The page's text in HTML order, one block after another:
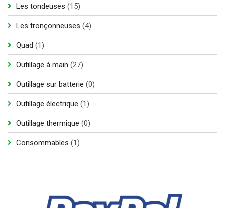
Les tondeuses 1515
Les tronçonneuses 44
Quad 11
Outillage à main 2727
Outillage sur batterie 00
Outillage électrique 11
Outillage thermique 00
Consommables 11